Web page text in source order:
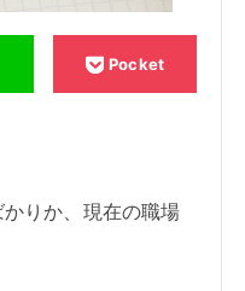
Pocket
りか、現在の職場